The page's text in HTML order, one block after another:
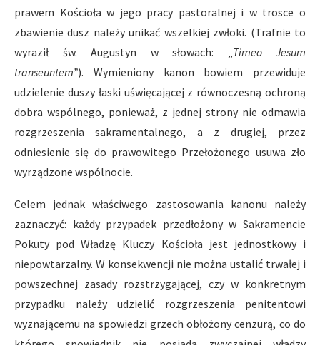
prawem Kościoła w jego pracy pastoralnej i w trosce o
zbawienie dusz należy unikać wszelkiej zwłoki. (Trafnie to
wyraził św. Augustyn w słowach: „Timeo Jesum
transeuntem”). Wymieniony kanon bowiem przewiduje
udzielenie duszy łaski uświęcającej z równoczesną ochroną
dobra wspólnego, ponieważ, z jednej strony nie odmawia
rozgrzeszenia sakramentalnego, a z drugiej, przez
odniesienie się do prawowitego Przełożonego usuwa zło
wyrządzone wspólnocie.
Celem jednak właściwego zastosowania kanonu należy
zaznaczyć: każdy przypadek przedłożony w Sakramencie
Pokuty pod Władzę Kluczy Kościoła jest jednostkowy i
niepowtarzalny. W konsekwencji nie można ustalić trwałej i
powszechnej zasady rozstrzygającej, czy w konkretnym
przypadku należy udzielić rozgrzeszenia penitentowi
wyznającemu na spowiedzi grzech obłożony cenzurą, co do